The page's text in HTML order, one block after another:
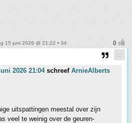
15 juni 2026 @ 21:22 • 34
2026 21:04schreef ArnieAlberts
uitspattingen meestal over zijn
veel te weinig over de geuren-